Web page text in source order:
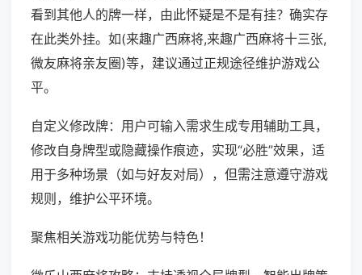
看到其他人的牌一样，由此怀疑是不是有挂？确实存
在此类外挂。如(来趣广西麻将,来趣广西麻将十三张,
微友麻将亲友圈)等，建议通过正规途径维护游戏公
平。
自定义修改牌：用户可输入需求生成专用辅助工具，
修改自身牌型或隐藏操作痕迹，实现“必胜”效果，适
用于多种场景（如与好友对局），但需注意遵守游戏
规则，维护公平环境。
聚焦相关游戏功能优势与特色！